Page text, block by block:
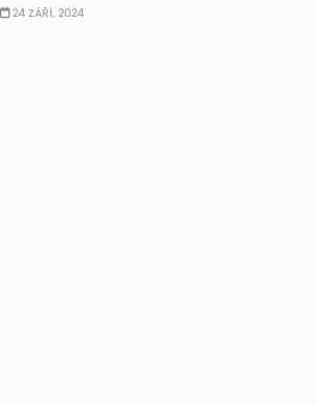
24 ZÁŘÍ, 2024